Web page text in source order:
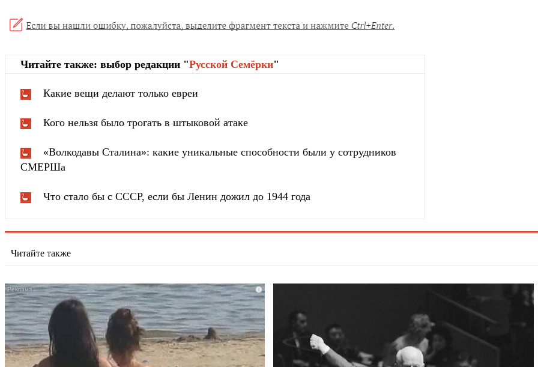
Читайте также: выбор редакции "Русской Cемёрки"
Какие вещи делают только евреи
Кого нельзя было трогать в штыковой атаке
«Волкодавы Сталина»: какие уникальные способности были у сотрудников
СМЕРШа
Что стало бы с СССР, если бы Ленин дожил до 1944 года
Читайте также
i